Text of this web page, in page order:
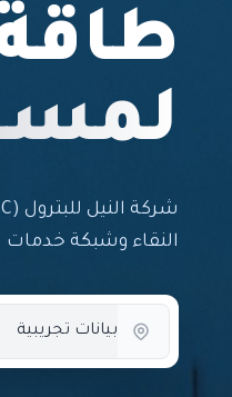
النقاء وشبكة